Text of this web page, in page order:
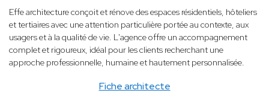
Fiche architecte
Effe architecture conçoit et rénove des espaces résidentiels, hôteliers
et tertiaires avec une attention particulière portée au contexte, aux
usagers et à la qualité de vie. L'agence offre un accompagnement
complet et rigoureux, idéal pour les clients recherchant une
approche professionnelle, humaine et hautement personnalisée.